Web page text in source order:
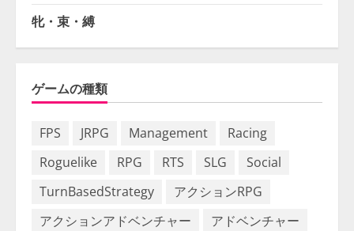
牝・束・縛
ゲームの種類
FPS JRPG Management
Racing
Roguelike
RPG RTS SLG
Social
TurnBasedStrategy
アクションRPG
アクションアドベンチャー
アドベンチャー